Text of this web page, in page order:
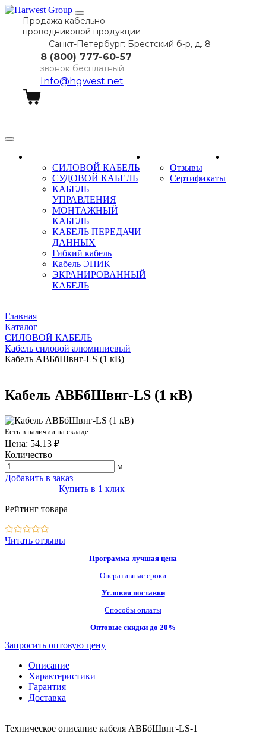
Продажа кабельно-
проводниковой продукции
Санкт-Петербург: Брестский б-р, д. 8
8 (800) 777-60-57
звонок бесплатный
Info@hgwest.net
СИЛОВОЙ КАБЕЛЬ
СУДОВОЙ КАБЕЛЬ
КАБЕЛЬ
УПРАВЛЕНИЯ
МОНТАЖНЫЙ
КАБЕЛЬ
КАБЕЛЬ ПЕРЕДАЧИ
ДАННЫХ
Гибкий кабель
Кабель ЭПИК
ЭКРАНИРОВАННЫЙ
КАБЕЛЬ
Отзывы
Сертификаты
Главная
Каталог
СИЛОВОЙ КАБЕЛЬ
Кабель силовой алюминиевый
Кабель АВБбШвнг-LS (1 кВ)
Кабель АВБбШвнг-LS (1 кВ)
Есть в наличии на складе
Цена: 54.13 ₽
Количество
м
Добавить в заказ
Купить в 1 клик
Рейтинг товара
Читать отзывы
Программа лучшая цена
Оперативные сроки
Условия поставки
Способы оплаты
Оптовые скидки до 20%
Запросить оптовую цену
Описание
Характеристики
Гарантия
Доставка
Техническое описание кабеля АВБбШвнг-LS-1